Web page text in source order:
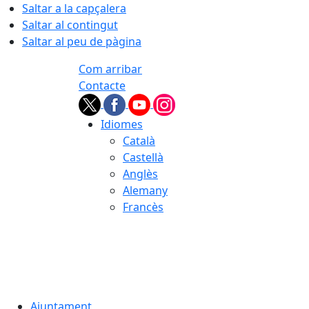
Saltar a la capçalera
Saltar al contingut
Saltar al peu de pàgina
Com arribar
Contacte
Idiomes
Català
Castellà
Anglès
Alemany
Francès